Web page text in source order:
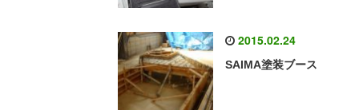
2015.02.24
SAIMA塗装ブース